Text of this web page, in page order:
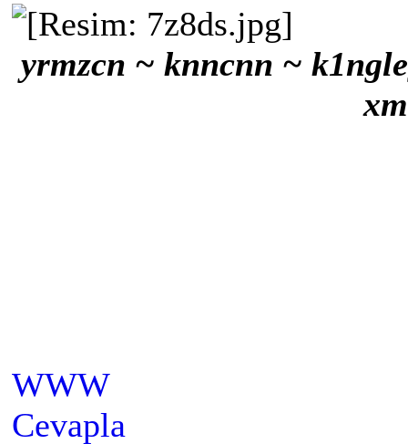
yrmzcn ~ knncnn ~
WWW
Cevapla